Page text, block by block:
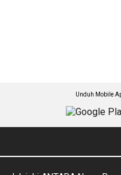
Unduh Mobile